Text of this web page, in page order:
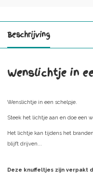
Beschrijving
Wenslichtje in
Wenslichtje in een schelpje.
Steek het lichtje aan en doe een
Het lichtje kan tijdens het
blijft drijven...
Deze knuffeltjes zijn verpakt